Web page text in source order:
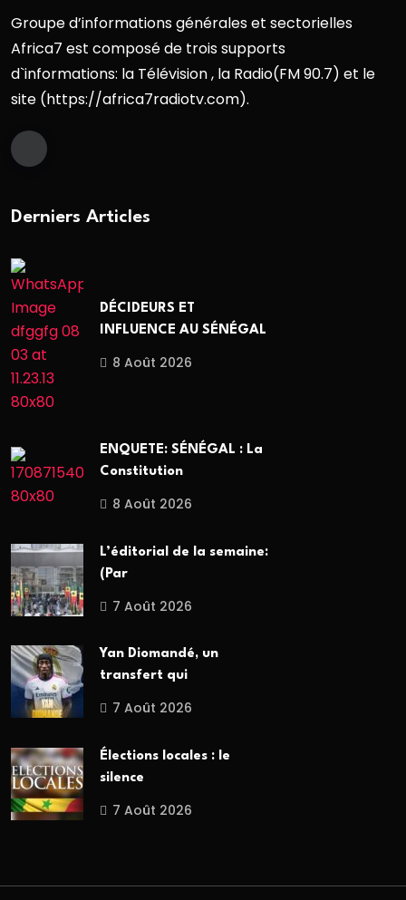
Groupe d’informations générales et sectorielles
Africa7 est composé de trois supports
d`informations: la Télévision , la Radio(FM 90.7) et le
site (https://africa7radiotv.com).
Derniers Articles
DÉCIDEURS ET
INFLUENCE AU SÉNÉGAL
8 Août 2026
ENQUETE: SÉNÉGAL : La
Constitution
8 Août 2026
L’éditorial de la semaine:
(Par
7 Août 2026
Yan Diomandé, un
transfert qui
7 Août 2026
Élections locales : le
silence
7 Août 2026